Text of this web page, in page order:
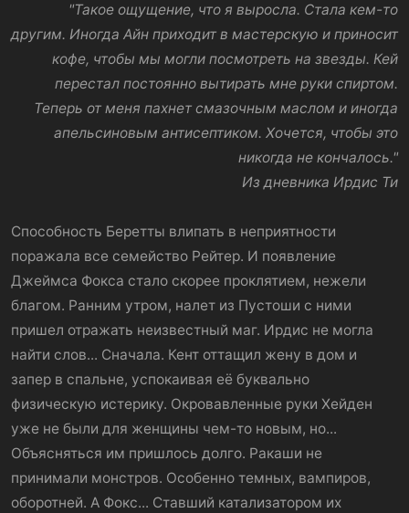
"Такое ощущение, что я выросла. Стала кем-то
другим. Иногда Айн приходит в мастерскую и приносит
кофе, чтобы мы могли посмотреть на звезды. Кей
перестал постоянно вытирать мне руки спиртом.
Теперь от меня пахнет смазочным маслом и иногда
апельсиновым антисептиком. Хочется, чтобы это
никогда не кончалось."
Из дневника Ирдис Ти
Способность Беретты влипать в неприятности
поражала все семейство Рейтер. И появление
Джеймса Фокса стало скорее проклятием, нежели
благом. Ранним утром, налет из Пустоши с ними
пришел отражать неизвестный маг. Ирдис не могла
найти слов... Сначала. Кент оттащил жену в дом и
запер в спальне, успокаивая её буквально
физическую истерику. Окровавленные руки Хейден
уже не были для женщины чем-то новым, но...
Объясняться им пришлось долго. Ракаши не
принимали монстров. Особенно темных, вампиров,
оборотней. А Фокс... Ставший катализатором их